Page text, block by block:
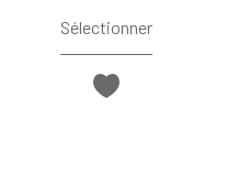
Sélectionner